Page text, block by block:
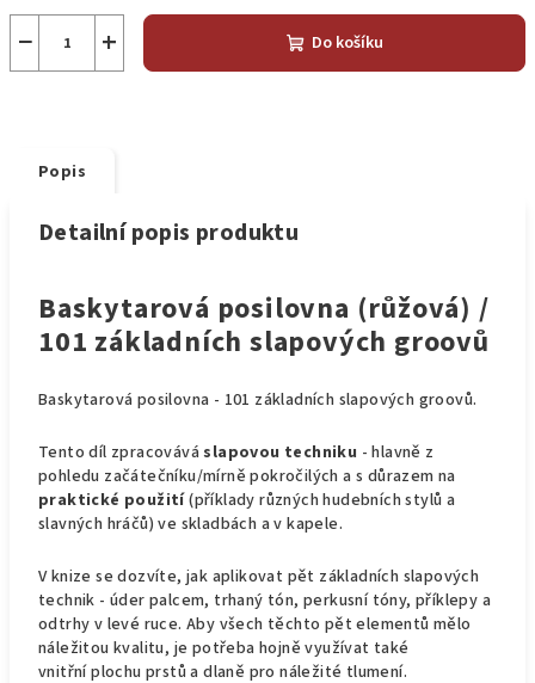
+
− Do košíku
Popis
Detailní popis produktu
Baskytarová posilovna (růžová) /
101 základních slapových groovů
Baskytarová posilovna - 101 základních slapových groovů.
Tento díl zpracováváslapovou techniku - hlavně z
pohledu začátečníku/mírně pokročilých a s důrazem na
praktické použití(příklady různých hudebních stylů a
slavných hráčů) ve skladbách a v kapele.
V knize se dozvíte, jak aplikovat pět základních slapových
technik - úder palcem, trhaný tón, perkusní tóny, příklepy a
odtrhy v levé ruce. Aby všech těchto pět elementů mělo
náležitou kvalitu, je potřeba hojně využívat také
vnitřní plochu prstů a dlaně pro náležité tlumení.